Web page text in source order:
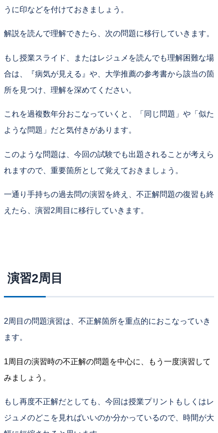
うに印などを付けておきましょう。
解説を読んで理解できたら、次の問題に移行していきます。
もし授業スライド、またはレジュメを読んでも理解困難な場
合は、『病気が見える』や、大学推薦の参考書から該当の箇
所を見つけ、理解を深めてください。
これを過複数年分おこなっていくと、「同じ問題」や「似た
ような問題」だと気付きがあります。
このような問題は、今回の試験でも出題されることが考えら
れますので、重要箇所として覚えておきましょう。
一通り手持ちの過去問の演習を終え、不正解問題の復習も終
えたら、演習2周目に移行していきます。
演習2周目
2周目の問題演習は、不正解箇所を重点的におこなっていき
ます。
1周目の演習時の不正解の問題を中心に、もう一度演習して
みましょう。
もし再度不正解だとしても、今回は授業プリントもしくはレ
ジュメのどこを見ればいいのか分かっているので、時間が大